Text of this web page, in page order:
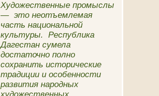
Художественные промыслы
— это неотъемлемая
часть национальной
культуры. Республика
Дагестан сумела
достаточно полно
сохранить исторические
традиции и особенности
развития народных